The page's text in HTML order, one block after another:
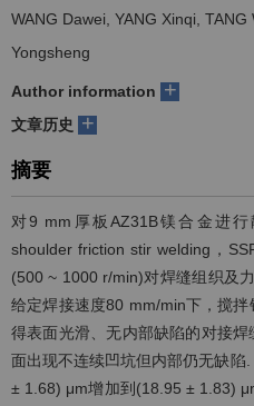
网
WANG Dawei, YANG Xinqi,
Yongsheng
Author information +
文章历史 +
摘要
对9 mm厚板AZ31B镁合金进
shoulder friction stir welding，
(500 ~ 1000 r/min)对焊缝组织及
给定焊接速度80 mm/min下，搅
得表面光滑、无内部缺陷的对接
面出现不连续凹坑但内部仍无缺陷
± 1.68) μm增加到(18.95 ± 1.83)